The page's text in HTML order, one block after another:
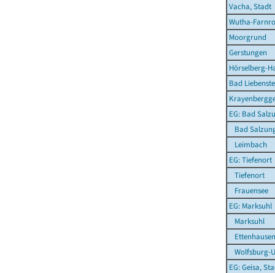
Vacha, Stadt
Wutha-
Moorgrund
Gerstungen
Hörselberg-
Bad
EG: Bad
Bad
Leimbach
EG: Tiefenort
Tiefenort
Frauensee
EG: Marksuhl
Marksuhl
Wolfsburg-
EG: Geisa,